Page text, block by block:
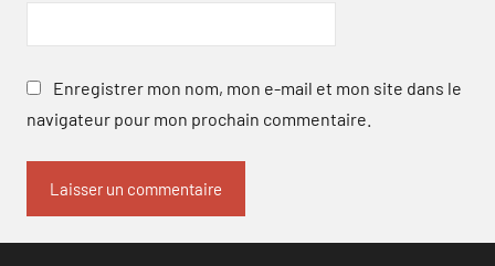
Enregistrer mon nom, mon e-mail et mon site dans le
navigateur pour mon prochain commentaire.